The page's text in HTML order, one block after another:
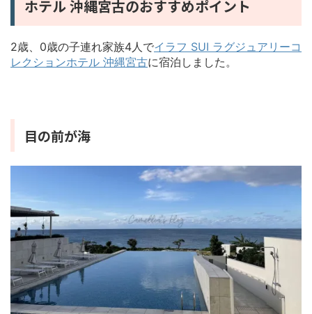
ホテル 沖縄宮古のおすすめポイント
2歳、0歳の子連れ家族4人でイラフ SUI ラグジュアリーコ
レクションホテル 沖縄宮古に宿泊しました。
目の前が海